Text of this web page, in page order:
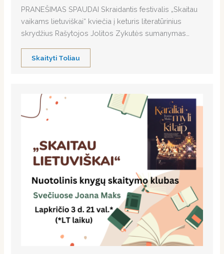
PRANEŠIMAS SPAUDAI Skraidantis festivalis „Skaitau
vaikams lietuviškai“ kviečia į keturis literatūrinius
skrydžius Rašytojos Jolitos Zykutės sumanymas…
Skaityti Toliau